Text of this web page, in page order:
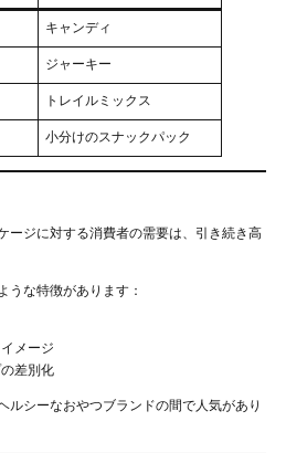
キャンディ
ジャーキー
トレイルミックス
小分けのスナックパック
ージに対する消費者の需要は、引き続き高
うな特徴があります：
メージ
差別化
ルシーなおやつブランドの間で人気があり